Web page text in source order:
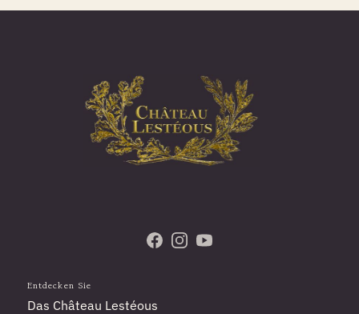
Besuchen Sie uns auf Facebook
Folgen Sie uns auf Instagram
Abonnieren Sie unseren
Entdecken Sie
Das Château Lestéous